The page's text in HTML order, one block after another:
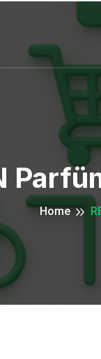
Home